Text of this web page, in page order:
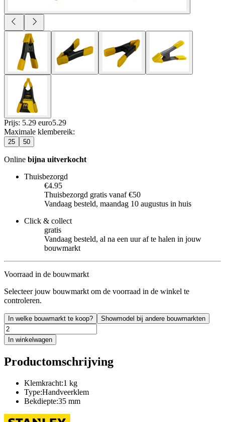
Prijs: 5.29 euro5.29
Maximale klembereik:
25 50
Online bijna uitverkocht
Thuisbezorgd
€4.95
Thuisbezorgd gratis vanaf €50
Vandaag besteld, maandag 10 augustus in huis
Click & collect
gratis
Vandaag besteld, al na een uur af te halen in jouw
bouwmarkt
Voorraad in de bouwmarkt
Selecteer jouw bouwmarkt om de voorraad in de winkel te
controleren.
In welke bouwmarkt te koop? Showmodel bij andere bouwmarkten
In winkelwagen
Productomschrijving
Klemkracht:1 kg
Type:Handveerklem
Bekdiepte:35 mm